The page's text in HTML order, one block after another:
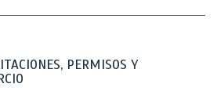
PERMISOS Y